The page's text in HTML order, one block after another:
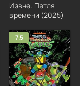
Извне. Петля
времени (2025)
7.5